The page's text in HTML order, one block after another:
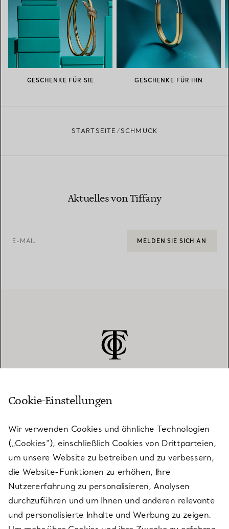
GESCHENKE FÜR SIE GESCHENKE FÜR IHN
STARTSEITE SCHMUCK
Aktuelles von Tiffany
E-MAIL MELDEN SIE SICH AN
KUNDENSERVICE
SERVICES
ÜBER TIFFANY & CO.
Cookie-Einstellungen
Wir verwenden Cookies und ähnliche Technologien
(„Cookies“), einschließlich Cookies von Drittparteien,
um unsere Website zu betreiben und zu verbessern,
die Website-Funktionen zu erhöhen, Ihre
Nutzererfahrung zu personalisieren, Analysen
durchzuführen und um Ihnen und anderen relevante
und personalisierte Inhalte und Werbung zu zeigen.